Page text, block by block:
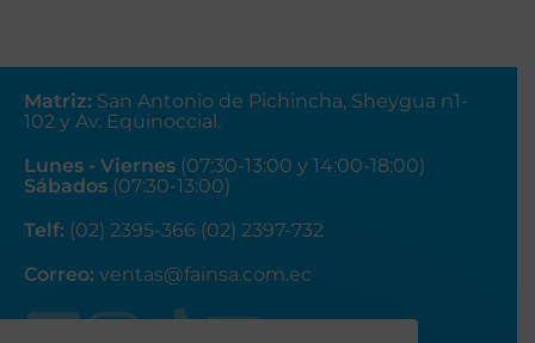
Matriz: San Antonio de Pichincha, Sheygua n1-
102 y Av. Equinoccial.
Lunes - Viernes (07:30-13:00 y 14:00-18:00)
Sábados (07:30-13:00)
Telf: (02) 2395-366 (02) 2397-732
Correo: ventas@fainsa.com.ec